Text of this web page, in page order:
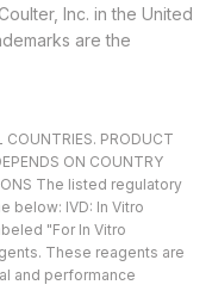
Inc. in the United
are the
COUNTRIES. PRODUCT
ON COUNTRY
The listed regulatory
below: IVD: In Vitro
"For In Vitro
These reagents are
and performance